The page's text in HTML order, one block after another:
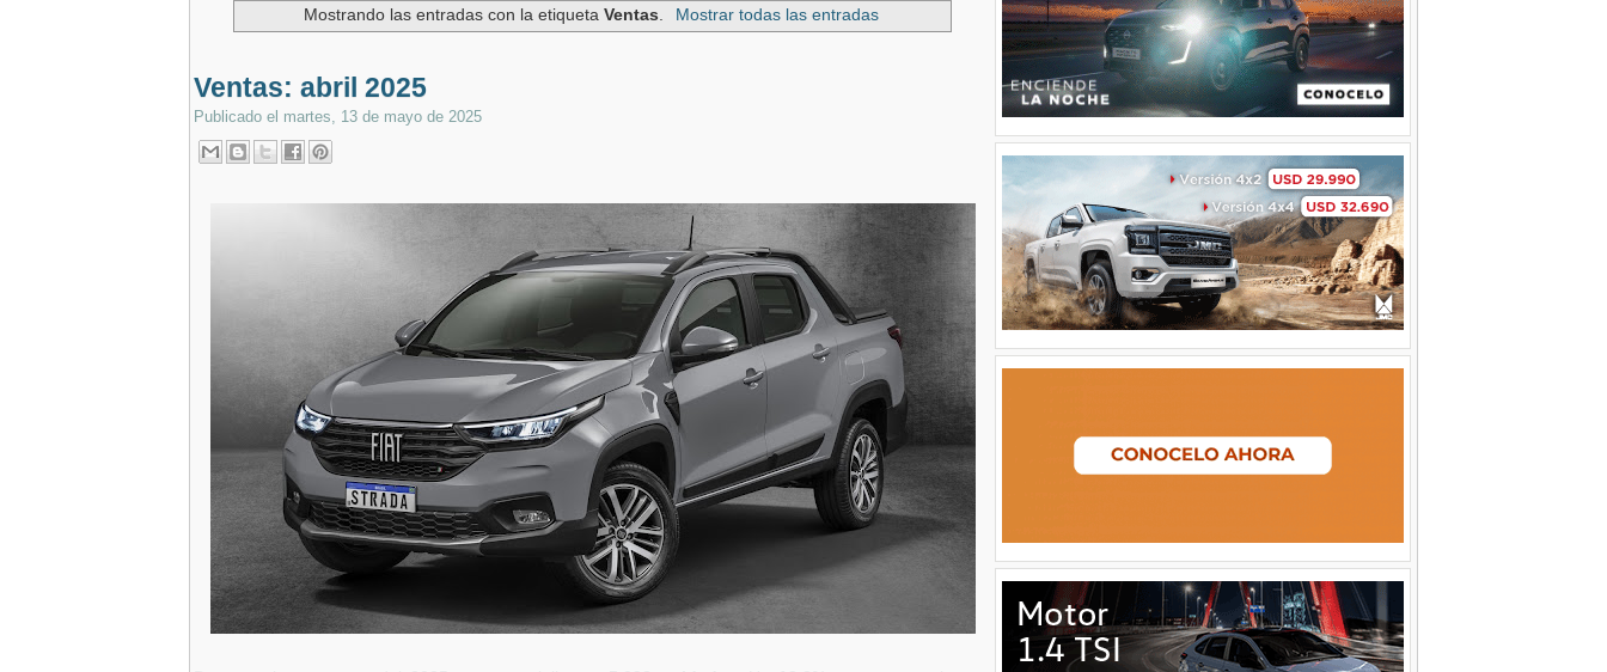
Mostrando las entradas con la etiquetaVentas. Mostrar todas las entradas
Ventas: abril 2025
Publicado el martes, 13 de mayo de 2025